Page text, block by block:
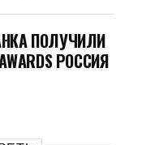
ПОЛУЧИЛИ
РОССИЯ